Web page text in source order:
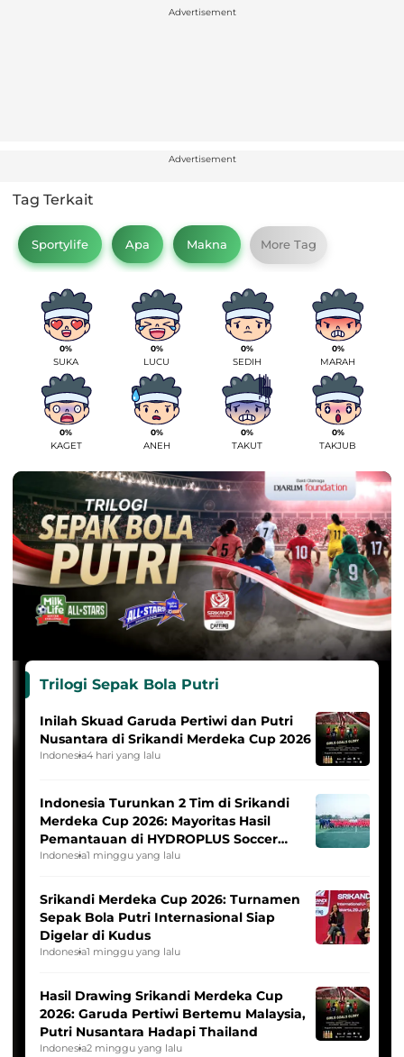
Advertisement
Advertisement
Tag Terkait
Sportylife Apa Makna More Tag
0%
SUKA
0%
LUCU
0%
SEDIH
0%
MARAH
0%
KAGET
0%
ANEH
0%
TAKUT
0%
TAKJUB
Trilogi Sepak Bola Putri
Inilah Skuad Garuda Pertiwi dan Putri
Nusantara di Srikandi Merdeka Cup 2026
Indonesia4 hari yang lalu
Indonesia Turunkan 2 Tim di Srikandi
Merdeka Cup 2026: Mayoritas Hasil
Pemantauan di HYDROPLUS Soccer
League
Indonesia1 minggu yang lalu
Srikandi Merdeka Cup 2026: Turnamen
Sepak Bola Putri Internasional Siap
Digelar di Kudus
Indonesia1 minggu yang lalu
Hasil Drawing Srikandi Merdeka Cup
2026: Garuda Pertiwi Bertemu Malaysia,
Putri Nusantara Hadapi Thailand
Indonesia2 minggu yang lalu